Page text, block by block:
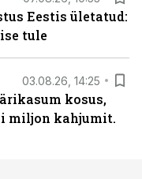
Eestis ületatud:
tule
03.08.26, 14:25
kosus,
miljon kahjumit.